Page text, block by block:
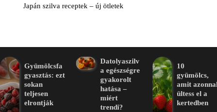
Japán szilva receptek – új ötletek
Gyümölcsfa
gyasztás: ezt
sokan
teljesen
elrontják
Datolyaszilv
a egészségre
gyakorolt
hatása –
miért
trendi?
10
gyümölcs,
amit
ültess el a
kertedben